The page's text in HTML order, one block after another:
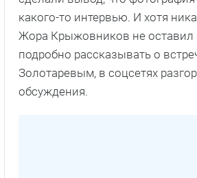
какого-то интервью. И хотя
Жора Крыжовников не оставил
подробно рассказывать о
Золотаревым, в соцсетях
обсуждения.